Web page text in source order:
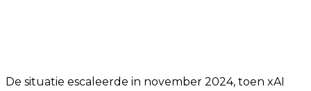
De situatie escaleerde in november 2024, toen xAI